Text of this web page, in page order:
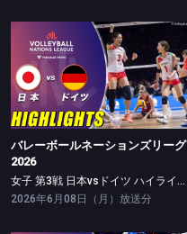
バレーボールネーションズリーグ2026
女子 第3戦 日本vsドイツ ハイライト
バレーボールネーションズリーグ
2026
女子 第3戦 日本vsドイツ ハイライト
2026年6月08日（月）放送分